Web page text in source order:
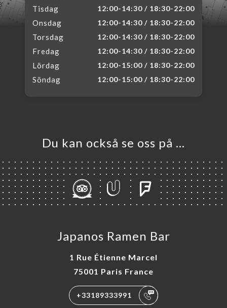
Tisdag 12:00-14:30 / 18:30-22:00
Onsdag 12:00-14:30 / 18:30-22:00
Torsdag 12:00-14:30 / 18:30-22:00
Fredag 12:00-14:30 / 18:30-22:00
Lördag 12:00-15:00 / 18:30-22:00
Söndag 12:00-15:00 / 18:30-22:00
Du kan också se oss på …
Japanos Ramen Bar
1 Rue Étienne Marcel
75001 Paris France
+33189333991